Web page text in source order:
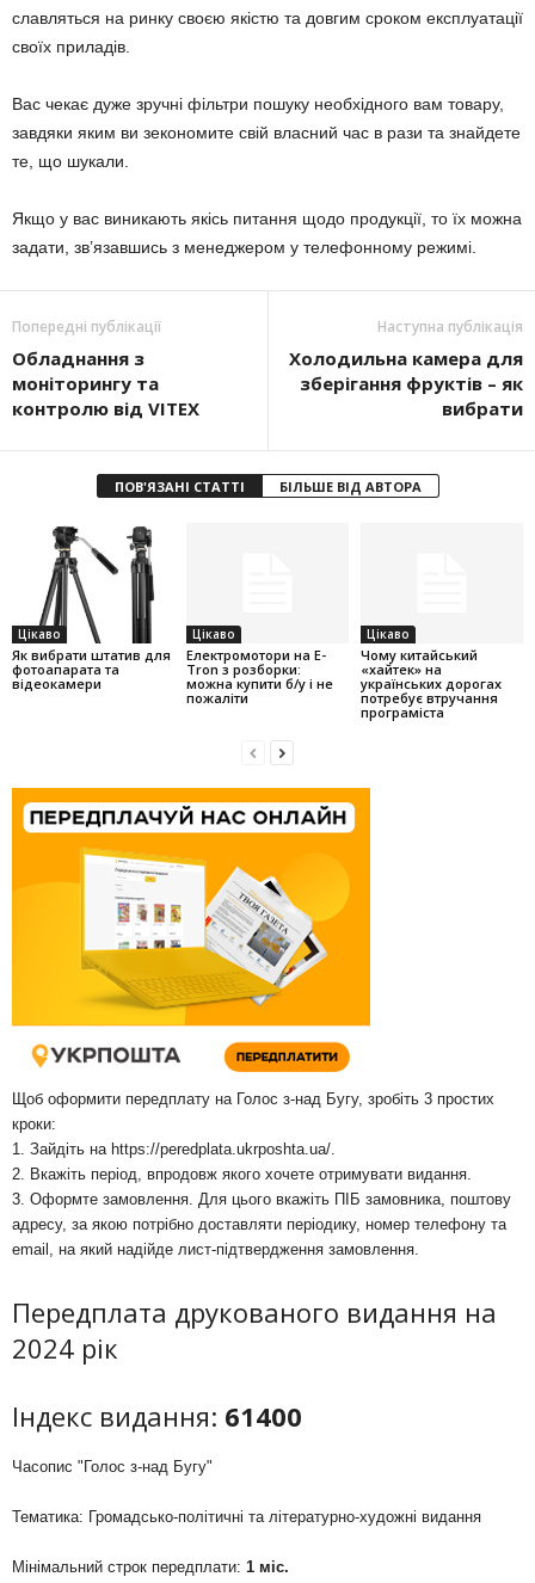
славляться на ринку своєю якістю та довгим сроком експлуатації
своїх приладів.
Вас чекає дуже зручні фільтри пошуку необхідного вам товару,
завдяки яким ви зекономите свій власний час в рази та знайдете
те, що шукали.
Якщо у вас виникають якісь питання щодо продукції, то їх можна
задати, зв’язавшись з менеджером у телефонному режимі.
Попередні публікації
Обладнання з
моніторингу та
контролю від VITEX
Наступна публікація
Холодильна камера для
зберігання фруктів – як
вибрати
ПОВ'ЯЗАНІ СТАТТІ БІЛЬШЕ ВІД АВТОРА
Цікаво
Як вибрати штатив для
фотоапарата та
відеокамери
Цікаво
Електромотори на E-
Tron з розборки:
можна купити б/у і не
пожаліти
Цікаво
Чому китайський
«хайтек» на
українських дорогах
потребує втручання
програміста
Щоб оформити передплату на Голос з-над Бугу, зробіть 3 простих
кроки:
1. Зайдіть на https://peredplata.ukrposhta.ua/.
2. Вкажіть період, впродовж якого хочете отримувати видання.
3. Оформте замовлення. Для цього вкажіть ПІБ замовника, поштову
адресу, за якою потрібно доставляти періодику, номер телефону та
email, на який надійде лист-підтвердження замовлення.
Передплата друкованого видання на
2024 рік
Індекс видання: 61400
Часопис "Голос з-над Бугу"
Тематика: Громадсько-політичні та літературно-художні видання
Мінімальний строк передплати: 1 міс.